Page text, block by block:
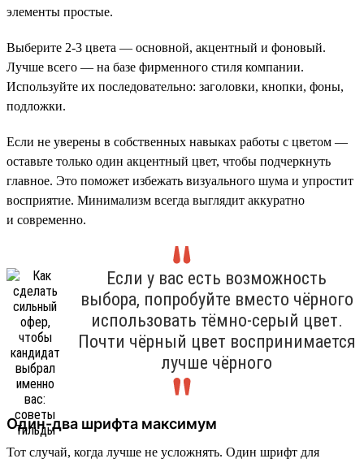
элементы простые.
Выберите 2-3 цвета — основной, акцентный и фоновый.
Лучше всего — на базе фирменного стиля компании.
Используйте их последовательно: заголовки, кнопки, фоны,
подложки.
Если не уверены в собственных навыках работы с цветом —
оставьте только один акцентный цвет, чтобы подчеркнуть
главное. Это поможет избежать визуального шума и упростит
восприятие. Минимализм всегда выглядит аккуратно
и современно.
Если у вас есть возможность
выбора, попробуйте вместо чёрного
использовать тёмно-серый цвет.
Почти чёрный цвет воспринимается
лучше чёрного
Один-два шрифта максимум
Тот случай, когда лучше не усложнять. Один шрифт для